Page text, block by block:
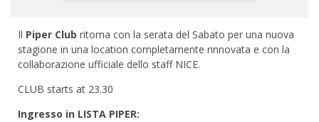
Il Piper Club ritorna con la serata del Sabato per una nuova
stagione in una location completamente rinnovata e con la
collaborazione ufficiale dello staff NICE.
CLUB starts at 23.30
Ingresso in LISTA PIPER: